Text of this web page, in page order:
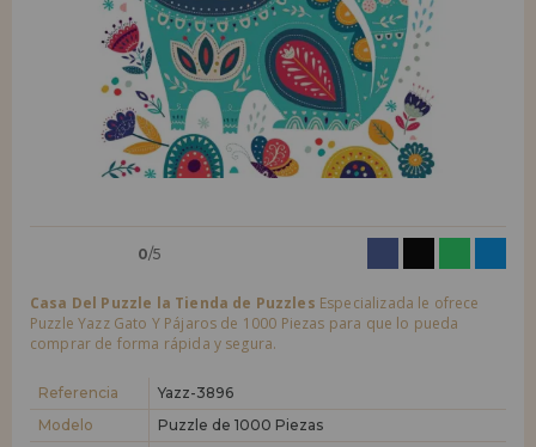
LIQUIDACIONES
INFORMACIÓN
955 333 133
Quiero registrarme como
nuevo cliente
Al crear una cuenta en casadelpuzzle.com podrás realizar tus compras
rápidamente en nuestra tienda virtual, revisar el estado de tus pedidos
y consultar tus operaciones anteriores.
¡Adelante! Te estábamos esperando.
nuevo distribuidor
0/5
Casa Del Puzzle la Tienda de Puzzles Especializada le ofrece
Puzzle Yazz Gato Y Pájaros de 1000 Piezas para que lo pueda
comprar de forma rápida y segura.
Referencia
Yazz-3896
Modelo
Puzzle de 1000 Piezas